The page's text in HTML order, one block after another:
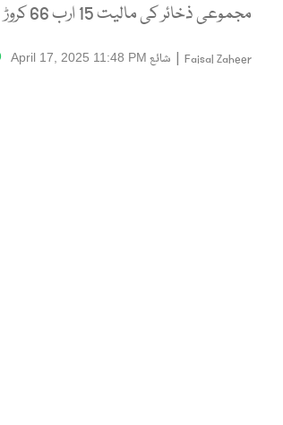
مجموعی ذخائر کی مالیت 15 ارب 66 کروڑ 20 لاکھ ڈالر ہوگئی،ترجمان
Faisal Zaheer
| شائع April 17, 2025 11:48 PM